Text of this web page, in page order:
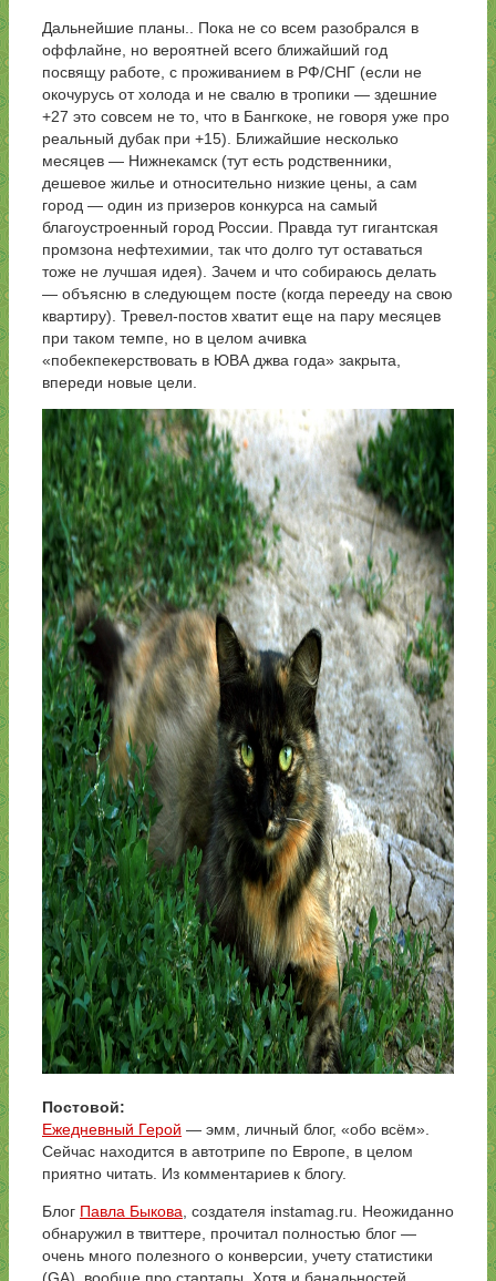
Дальнейшие планы.. Пока не со всем разобрался в
оффлайне, но вероятней всего ближайший год
посвящу работе, с проживанием в РФ/СНГ (если не
окочурусь от холода и не свалю в тропики — здешние
+27 это совсем не то, что в Бангкоке, не говоря уже про
реальный дубак при +15). Ближайшие несколько
месяцев — Нижнекамск (тут есть родственники,
дешевое жилье и относительно низкие цены, а сам
город — один из призеров конкурса на самый
благоустроенный город России. Правда тут гигантская
промзона нефтехимии, так что долго тут оставаться
тоже не лучшая идея). Зачем и что собираюсь делать
— объясню в следующем посте (когда перееду на свою
квартиру). Тревел-постов хватит еще на пару месяцев
при таком темпе, но в целом ачивка
«побекпекерствовать в ЮВА джва года» закрыта,
впереди новые цели.
Постовой:
Ежедневный Герой — эмм, личный блог, «обо всём».
Сейчас находится в автотрипе по Европе, в целом
приятно читать. Из комментариев к блогу.
Блог Павла Быкова , создателя instamag.ru. Неожиданно
обнаружил в твиттере, прочитал полностью блог —
очень много полезного о конверсии, учету статистики